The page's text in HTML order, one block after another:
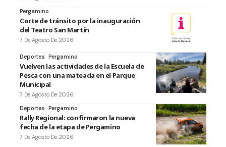
Pergamino
Corte de tránsito por la inauguración
del Teatro San Martín
7 De Agosto De 2026
Deportes Pergamino
Vuelven las actividades de la Escuela de
Pesca con una mateada en el Parque
Municipal
7 De Agosto De 2026
Deportes Pergamino
Rally Regional: confirmaron la nueva
fecha de la etapa de Pergamino
7 De Agosto De 2026